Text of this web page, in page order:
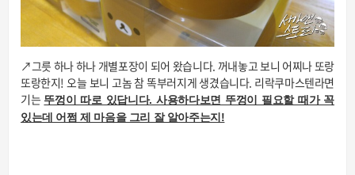
↗그릇 하나 하나 개별포장이 되어 왔습니다. 꺼내놓고 보니 어찌나 또랑
또랑한지! 오늘 보니 고놈 참 똑부러지게 생겼습니다. 리락쿠마스텐라면
기는 뚜껑이 따로 있답니다. 사용하다보면 뚜껑이 필요할 때가 꼭
있는데 어쩜 제 마음을 그리 잘 알아주는지!